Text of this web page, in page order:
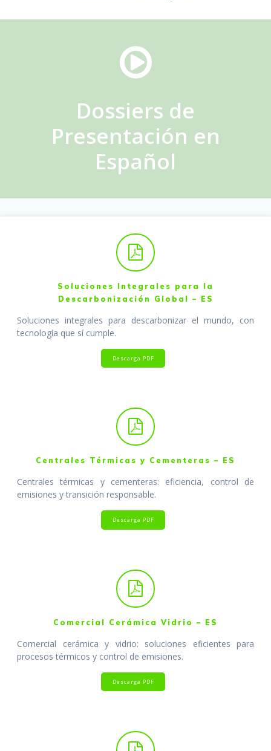
Dossiers de
Presentación en
Español
Soluciones Integrales para la
Descarbonización Global – ES
Soluciones integrales para descarbonizar el mundo, con
tecnología que sí cumple.
Descarga PDF
Centrales Térmicas y Cementeras – ES
Centrales térmicas y cementeras: eficiencia, control de
emisiones y transición responsable.
Descarga PDF
Comercial Cerámica Vidrio – ES
Comercial cerámica y vidrio: soluciones eficientes para
procesos térmicos y control de emisiones.
Descarga PDF